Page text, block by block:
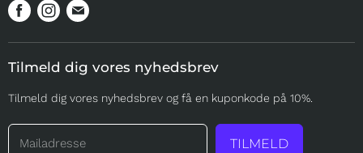
Find
Facebook
Find
Instagram
Find
Mail
Tilmeld dig vores nyhedsbrev
Tilmeld dig vores nyhedsbrev og få en kuponkode på 10%.
Mailadresse TILMELD